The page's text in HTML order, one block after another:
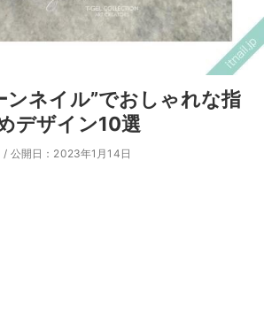
ンネイル”でおしゃれな指
デザイン10選
/ 公開日：2023年1月14日